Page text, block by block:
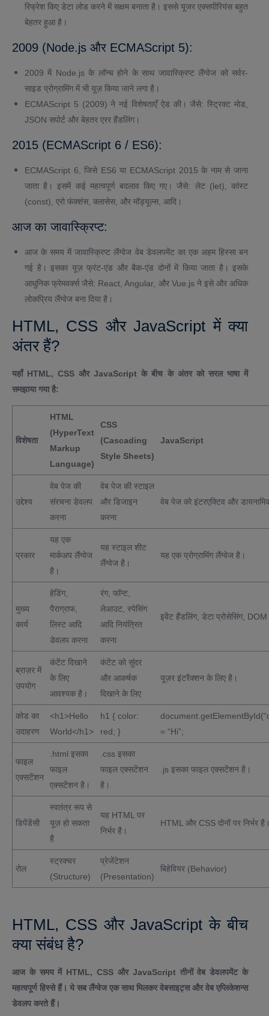
रिफ्रेश किए डेटा लोड करने में सक्षम बनाता है। इससे यूजर एक्सपीरियंस बहुत
बेहतर हुआ है।
2009 (Node.js और ECMAScript 5):
2009 में Node.js के लॉन्च होने के साथ जावास्क्रिप्ट लैंग्वेज को सर्वर-
साइड प्रोग्रामिंग में भी यूज़ किया जाने लगा है।
ECMAScript 5 (2009) ने नई विशेषताएँ ऐड की। जैसे: स्ट्रिक्ट मोड,
JSON सपोर्ट और बेहतर एरर हैंडलिंग।
2015 (ECMAScript 6 / ES6):
ECMAScript 6, जिसे ES6 या ECMAScript 2015 के नाम से जाना
जाता है। इसमें कई महत्वपूर्ण बदलाव किए गए। जैसे: लेट (let), कांस्ट
(const), एरो फंक्शंस, क्लासेस, और मॉड्यूल्स, आदि।
आज का जावास्क्रिप्ट:
आज के समय में जावास्क्रिप्ट लैंग्वेज वेब डेवलपमेंट का एक अहम हिस्सा बन
गई है। इसका यूज़ फ्रंट-एंड और बैक-एंड दोनों में किया जाता है। इसके
आधुनिक फ्रेमवर्क्स जैसे: React, Angular, और Vue.js ने इसे और अधिक
लोकप्रिय लैंग्वेज बना दिया है।
HTML, CSS और JavaScript में क्या
अंतर हैं?
यहाँ HTML, CSS और JavaScript के बीच के अंतर को सरल भाषा में
समझाया गया है:
विशेषता
HTML
(HyperText
Markup
Language)
CSS
(Cascading
Style Sheets)
JavaScript
उद्देश्य
वेब पेज की
संरचना डेवलप
करना
वेब पेज की स्टाइल
और डिजाइन
करना
वेब पेज को इंटरएक्टिव और
प्रकार
यह एक
मार्कअप लैंग्वेज
है।
यह स्टाइल शीट
लैंग्वेज है।
यह एक प्रोग्रामिंग लैंग्वेज है।
मुख्य
कार्य
हेडिंग,
पैराग्राफ,
लिस्ट आदि
डेवलप करना
रंग, फॉन्ट,
लेआउट, स्पेसिंग
आदि नियंत्रित
करना
इवेंट हैंडलिंग, डेटा प्रोसेसिंग,
ब्राज़र में
उपयोग
कंटेंट दिखाने
के लिए
आवश्यक है।
कंटेंट को सुंदर
और आकर्षक
दिखाने के लिए
यूज़र इंटरैक्शन के लिए है।
कोड का
उदाहरण
<h1>Hello
World</h1>
h1 { color:
red; }
= “Hi”;
फाइल
एक्सटेंशन
.html इसका
फाइल
एक्सटेंशन है।
.css इसका
फाइल एक्सटेंशन
है।
.js इसका फाइल एक्सटेंशन है।
डिपेंडेंसी
स्वतंत्र रूप से
यूज़ हो सकता
है
यह HTML पर
निर्भर है।
HTML और CSS दोनों पर निर्भर
रोल
स्ट्रक्चर
(Structure)
प्रेजेंटेशन
(Presentation)
बिहेवियर (Behavior)
HTML, CSS और JavaScript के बीच
क्या संबंध है?
आज के समय में HTML, CSS और JavaScript तीनों वेब डेवलपमेंट के
महत्वपूर्ण हिस्से हैं। ये सब लैंग्वेज एक साथ मिलकर वेबसाइट्स और वेब एप्लिकेशन्स
डेवलप करते हैं।